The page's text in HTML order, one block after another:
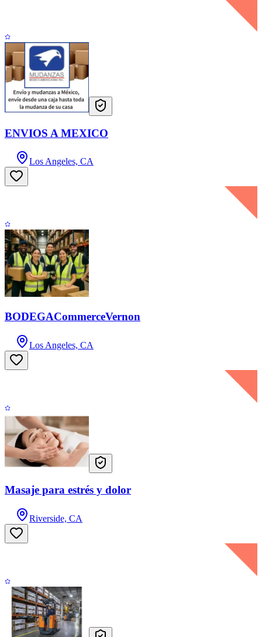
ENVIOS A MEXICO
Los Angeles, CA
BODEGACommerceVernon
Los Angeles, CA
Masaje para estrés y dolor
Riverside, CA